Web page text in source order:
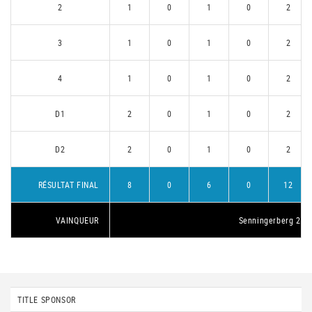
2 1 0 1 0 2
3 1 0 1 0 2
4 1 0 1 0 2
D1 2 0 1 0 2
D2 2 0 1 0 2
RÉSULTAT FINAL 8 0 6 0 12
VAINQUEUR Senningerberg 2
TITLE SPONSOR